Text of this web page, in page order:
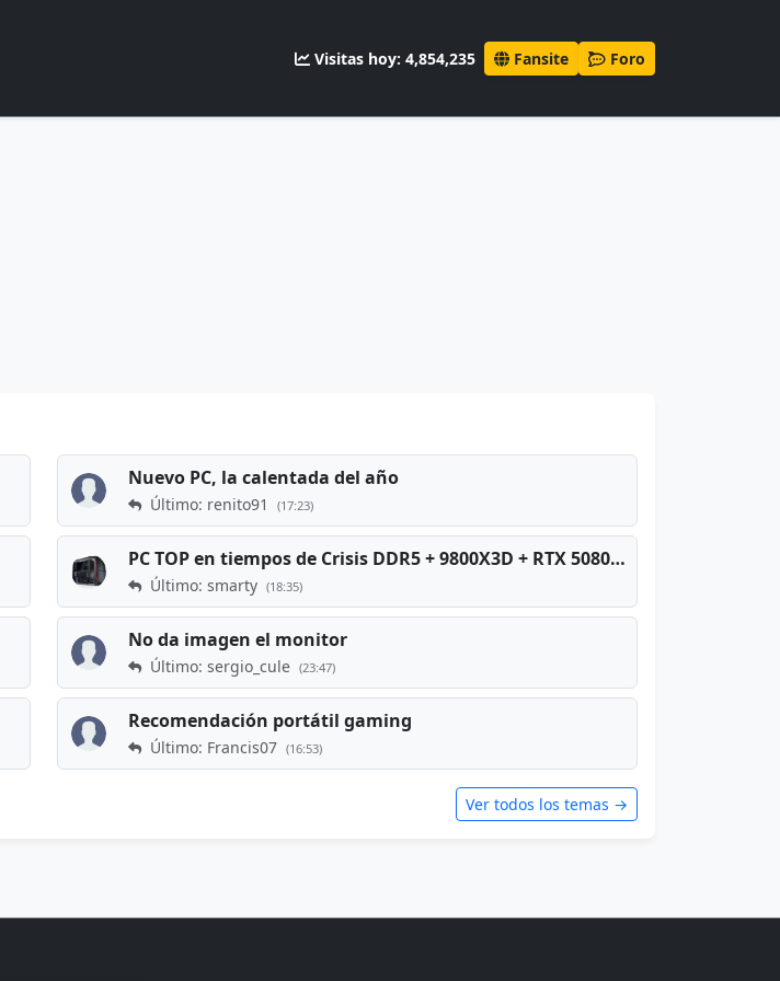
Visitas hoy: 4,854,235 Fansite Foro
Nuevo PC, la calentada del año
Último: renito91 (17:23)
PC TOP en tiempos de Crisis DDR5 + 9800X3D + RTX 5080 [2026][2400€]
Último: smarty (18:35)
No da imagen el monitor
Último: sergio_cule (23:47)
Recomendación portátil gaming
Último: Francis07 (16:53)
Ver todos los temas →